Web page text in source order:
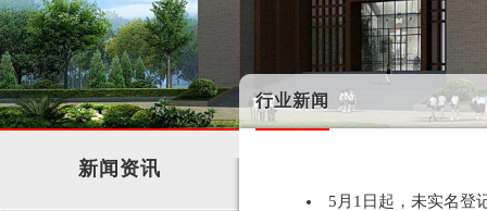
行业新闻
新闻资讯
5月1日起，未实名登